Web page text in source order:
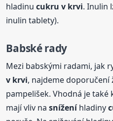
hladinucukru v krvi. Inulin
inulin tablety).
Babské rady
Mezi babskými radami, jak
v krvi, najdeme doporučení
pampelišek. Vhodná je
mají vliv nasníženíhladiny